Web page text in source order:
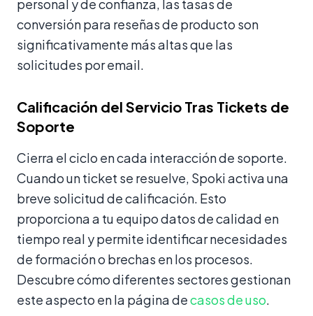
personal y de confianza, las tasas de
conversión para reseñas de producto son
significativamente más altas que las
solicitudes por email.
Calificación del Servicio Tras Tickets de
Soporte
Cierra el ciclo en cada interacción de soporte.
Cuando un ticket se resuelve, Spoki activa una
breve solicitud de calificación. Esto
proporciona a tu equipo datos de calidad en
tiempo real y permite identificar necesidades
de formación o brechas en los procesos.
Descubre cómo diferentes sectores gestionan
este aspecto en la página decasos de uso.